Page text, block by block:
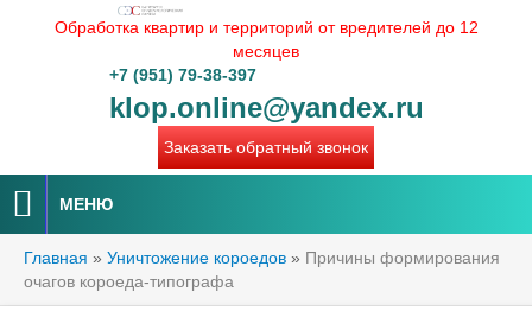
Обработка квартир и территорий от вредителей до 12
месяцев
+7 (951) 79-38-397
klop.online@yandex.ru
Заказать обратный звонок
МЕНЮ
Главная » Уничтожение короедов » Причины формирования
очагов короеда-типографа